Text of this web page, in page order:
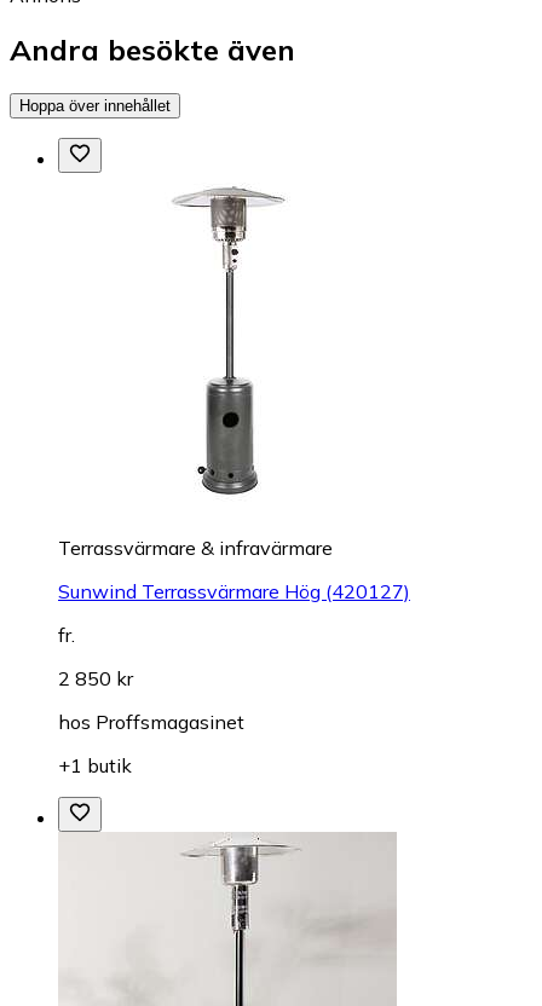
Andra besökte även
Hoppa över innehållet
Terrassvärmare & infravärmare
Sunwind Terrassvärmare Hög (420127)
fr.
2 850 kr
hos Proffsmagasinet
+1 butik